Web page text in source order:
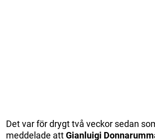
Det var för drygt två veckor sedan
meddelade attGianluigi